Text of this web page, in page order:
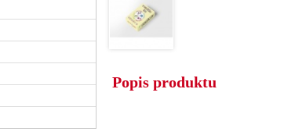
Popis produktu